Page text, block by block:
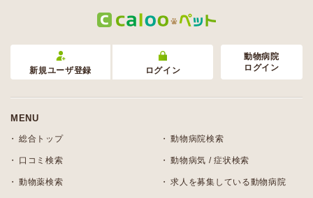
新規ユーザ登録 ログイン
動物病院
ログイン
MENU
総合トップ 動物病院検索
口コミ検索 動物病気 / 症状検索
動物薬検索 求人を募集している動物病院